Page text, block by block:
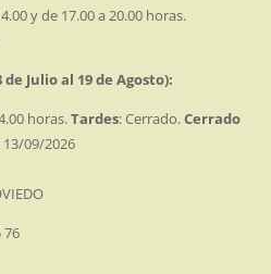
y de 17.00 a 20.00 horas.
de Julio al 19 de Agosto):
horas.Tardes: Cerrado.Cerrado
09/2026
76